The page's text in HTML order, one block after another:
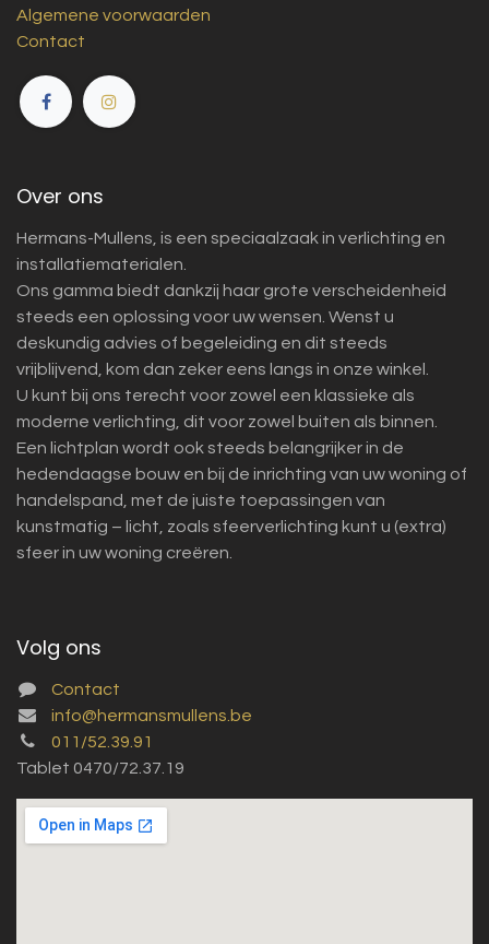
Algemene voorwaarden
Contact
Over ons
Hermans-Mullens, is een speciaalzaak in verlichting en
installatiematerialen.
Ons gamma biedt dankzij haar grote verscheidenheid
steeds een oplossing voor uw wensen. Wenst u
deskundig advies of begeleiding en dit steeds
vrijblijvend, kom dan zeker eens langs in onze winkel.
U kunt bij ons terecht voor zowel een klassieke als
moderne verlichting, dit voor zowel buiten als binnen.
Een lichtplan wordt ook steeds belangrijker in de
hedendaagse bouw en bij de inrichting van uw woning of
handelspand, met de juiste toepassingen van
kunstmatig – licht, zoals sfeerverlichting kunt u (extra)
sfeer in uw woning creëren.
Volg ons
Contact
info@hermansmullens.be
011/52.39.91
Tablet 0470/72.37.19